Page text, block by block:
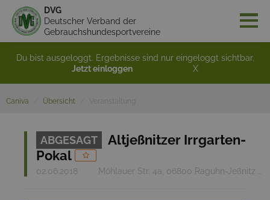
DVG
Deutscher Verband der
Gebrauchshundesportvereine
Du bist ausgeloggt. Ergebnisse sind nur eingeloggt sichtbar.
Jetzt einloggen
X
Caniva Übersicht
ABGESAGT
Altjeßnitzer Irrgarten-
Pokal
02.06.2018 Möhlauer Str. 4a, 06800 Raguhn-Jeßnitz OT Altjeßnitz